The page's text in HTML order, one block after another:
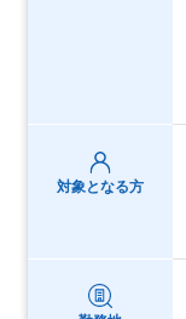
対象となる方